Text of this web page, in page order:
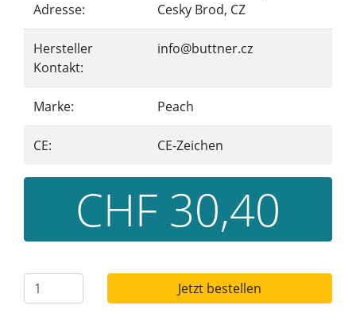
Adresse:
Cesky Brod, CZ
Hersteller
Kontakt:
info@buttner.cz
Marke: Peach
CE: CE-Zeichen
CHF 30,40
Jetzt bestellen